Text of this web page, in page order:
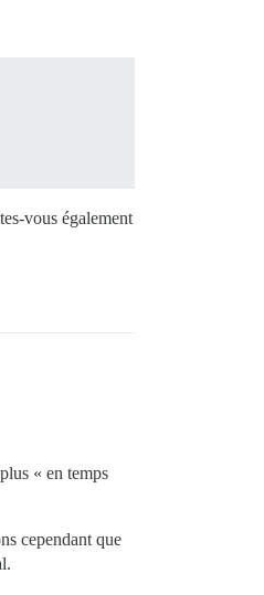
vous également
« en temps
cependant que